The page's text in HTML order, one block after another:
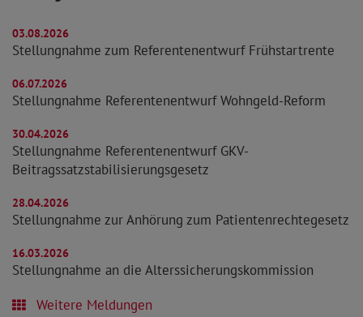
03.08.2026
Stellungnahme zum Referentenentwurf Frühstartrente
06.07.2026
Stellungnahme Referentenentwurf Wohngeld-Reform
30.04.2026
Stellungnahme Referentenentwurf GKV-
Beitragssatzstabilisierungsgesetz
28.04.2026
Stellungnahme zur Anhörung zum Patientenrechtegesetz
16.03.2026
Stellungnahme an die Alterssicherungskommission
Weitere Meldungen